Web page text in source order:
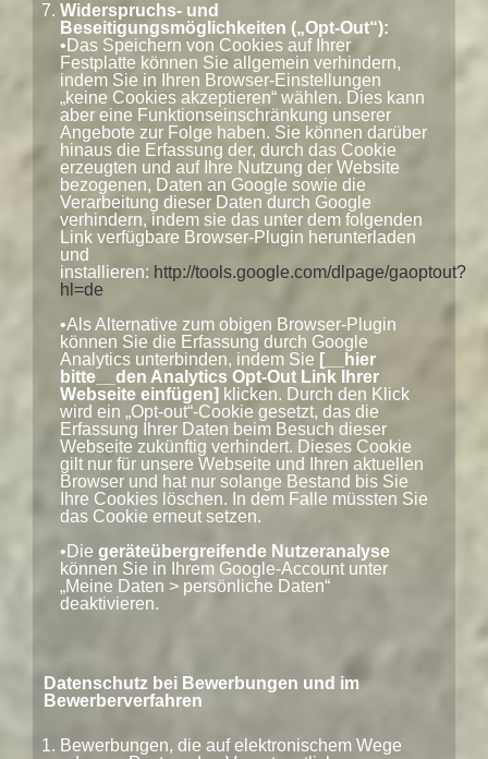
Widerspruchs- und
Beseitigungsmöglichkeiten („Opt-Out“):
•Das Speichern von Cookies auf Ihrer
Festplatte können Sie allgemein verhindern,
indem Sie in Ihren Browser-Einstellungen
„keine Cookies akzeptieren“ wählen. Dies kann
aber eine Funktionseinschränkung unserer
Angebote zur Folge haben. Sie können darüber
hinaus die Erfassung der, durch das Cookie
erzeugten und auf Ihre Nutzung der Website
bezogenen, Daten an Google sowie die
Verarbeitung dieser Daten durch Google
verhindern, indem sie das unter dem folgenden
Link verfügbare Browser-Plugin herunterladen
und
installieren: http://tools.google.com/dlpage/gaoptout?
hl=de
•Als Alternative zum obigen Browser-Plugin
können Sie die Erfassung durch Google
Analytics unterbinden, indem Sie [__hier
bitte__den Analytics Opt-Out Link Ihrer
Webseite einfügen] klicken. Durch den Klick
wird ein „Opt-out“-Cookie gesetzt, das die
Erfassung Ihrer Daten beim Besuch dieser
Webseite zukünftig verhindert. Dieses Cookie
gilt nur für unsere Webseite und Ihren aktuellen
Browser und hat nur solange Bestand bis Sie
Ihre Cookies löschen. In dem Falle müssten Sie
das Cookie erneut setzen.
•Die geräteübergreifende Nutzeranalyse
können Sie in Ihrem Google-Account unter
„Meine Daten > persönliche Daten“
deaktivieren.
Datenschutz bei Bewerbungen und im
Bewerberverfahren
Bewerbungen, die auf elektronischem Wege